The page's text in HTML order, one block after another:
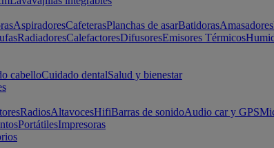
AspiradoresCafeterasPlanchas de asarBatidorasAmasadores
RadiadoresCalefactoresDifusoresEmisores Térmicos
cabelloCuidado dentalSalud y bienestar
RadiosAltavocesHifiBarras de sonidoAudio car y GPS
PortátilesImpresoras